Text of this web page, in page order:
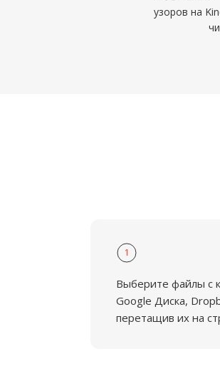
узоров на
1
Выберите файлы с
Google Диска,
перетащив их на